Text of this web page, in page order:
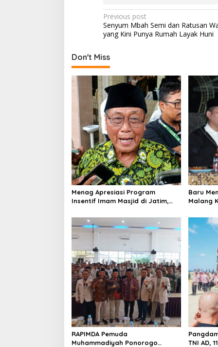
P
o
t
n
a
v
i
g
a
t
i
o
n
Previous post
Senyum Mbah Semi dan Ratusan
yang Kini Punya Rumah Layak Huni
Don't Miss
Menag Apresiasi Program
Insentif Imam Masjid di Jatim,
Baru
Malang
RAPIMDA Pemuda
Muhammadiyah Ponorogo
TNI AD,